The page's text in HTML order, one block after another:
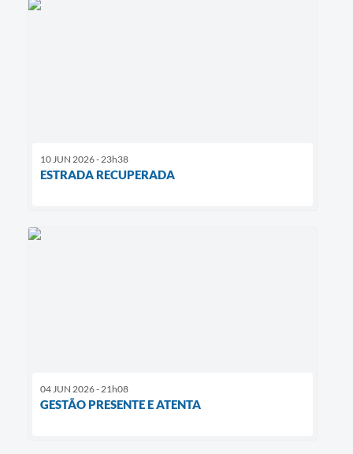
10 JUN 2026 - 23h38
ESTRADA RECUPERADA
04 JUN 2026 - 21h08
GESTÃO PRESENTE E ATENTA